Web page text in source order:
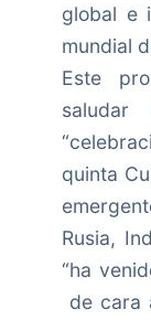
global e
mundial
Este
saludar
quinta
Rusia,
“ha
de cara